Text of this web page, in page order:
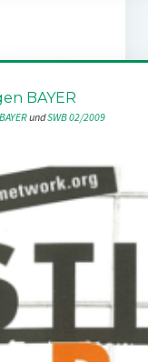
BAYER
und SWB 02/2009